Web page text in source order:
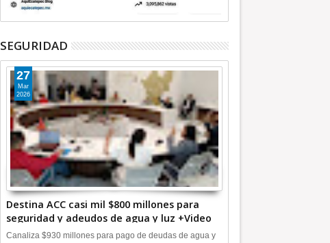
SEGURIDAD
Destina ACC casi mil $800 millones para
seguridad y adeudos de agua y luz +Video
27
Mar
2026
Canaliza $930 millones para pago de deudas de agua y